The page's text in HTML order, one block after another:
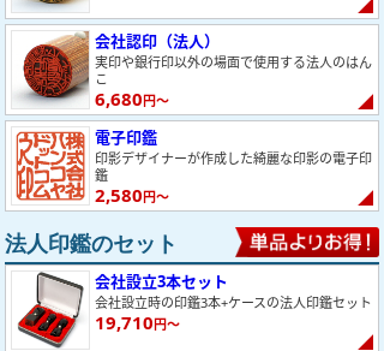
会社認印（法人）
実印や銀行印以外の場面で使用する法人のはん
こ
6,680円～
電子印鑑
印影デザイナーが作成した綺麗な印影の電子印
鑑
2,580円～
法人印鑑のセット
会社設立3本セット
会社設立時の印鑑3本+ケースの法人印鑑セット
19,710円～